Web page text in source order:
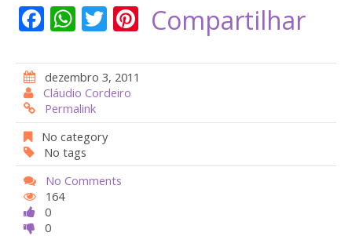
F
e
b
o
o
k
W
at
s
A
p
p
T
itt
er
Pi
er
st
Compartilhar
dezembro 3, 2011
Cláudio Cordeiro
Permalink
No category
No tags
No Comments
164
0
0